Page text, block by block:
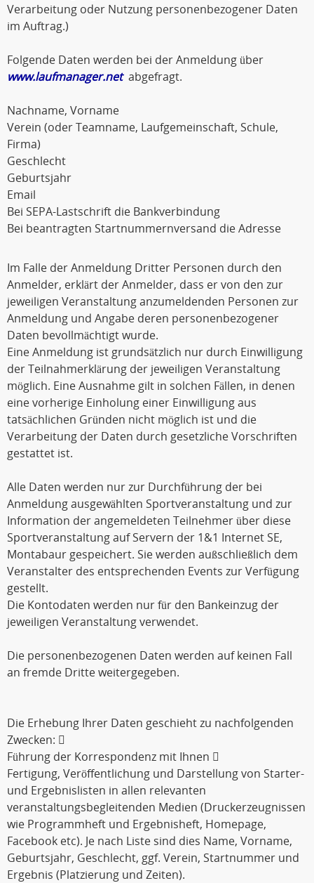
Verarbeitung oder Nutzung personenbezogener Daten
im Auftrag.)
Folgende Daten werden bei der Anmeldung über
www.laufmanager.netabgefragt.
Nachname, Vorname
Verein (oder Teamname, Laufgemeinschaft, Schule,
Firma)
Geschlecht
Geburtsjahr
Email
Bei SEPA-Lastschrift die Bankverbindung
Bei beantragten Startnummernversand die Adresse
Im Falle der Anmeldung Dritter Personen durch den
Anmelder, erklärt der Anmelder, dass er von den zur
jeweiligen Veranstaltung anzumeldenden Personen zur
Anmeldung und Angabe deren personenbezogener
Daten bevollmächtigt wurde.
Eine Anmeldung ist grundsätzlich nur durch Einwilligung
der Teilnahmerklärung der jeweiligen Veranstaltung
möglich. Eine Ausnahme gilt in solchen Fällen, in denen
eine vorherige Einholung einer Einwilligung aus
tatsächlichen Gründen nicht möglich ist und die
Verarbeitung der Daten durch gesetzliche Vorschriften
gestattet ist.
Alle Daten werden nur zur Durchführung der bei
Anmeldung ausgewählten Sportveranstaltung und zur
Information der angemeldeten Teilnehmer über diese
Sportveranstaltung auf Servern der 1&1 Internet SE,
Montabaur gespeichert. Sie werden außschließlich dem
Veranstalter des entsprechenden Events zur Verfügung
gestellt.
Die Kontodaten werden nur für den Bankeinzug der
jeweiligen Veranstaltung verwendet.
Die personenbezogenen Daten werden auf keinen Fall
an fremde Dritte weitergegeben.
Die Erhebung Ihrer Daten geschieht zu nachfolgenden
Zwecken: 
Führung der Korrespondenz mit Ihnen 
Fertigung, Veröffentlichung und Darstellung von Starter-
und Ergebnislisten in allen relevanten
veranstaltungsbegleitenden Medien (Druckerzeugnissen
wie Programmheft und Ergebnisheft, Homepage,
Facebook etc). Je nach Liste sind dies Name, Vorname,
Geburtsjahr, Geschlecht, ggf. Verein, Startnummer und
Ergebnis (Platzierung und Zeiten).